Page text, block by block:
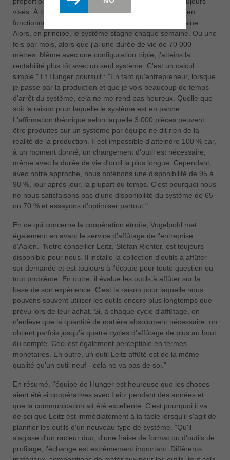
visés. À titre indicatif : Nous avons 15 000 compteurs en
fonctionnement en 2 équipes après environ une semaine.
Alors, en principe, le système stagne chaque semaine. Ou une
fois par mois, alors que j'ai une durée de vie de 70 000
mètres. Même avec une configuration triple, j'atteins la
rentabilité plus tôt avec un seul système. C'est un calcul
simple." Et Hunger poursuit : "En tant qu'entrepreneur, lorsque
je passe par la production et que je vois beaucoup de temps
d'arrêt du système, cela ne me rend pas heureux. Quelle que
soit la raison pour laquelle le système est en panne.
L'affirmation théorique selon laquelle 3 000 pièces peuvent
être produites sur un système par équipe ne dit rien de la
réalité de la production. Il est impossible d'atteindre 100 % car,
à un moment donné, un changement d'outil est nécessaire,
même avec la durée de vie d'outil la plus longue. Cependant,
avec notre approche, nous obtenons une disponibilité de 95 à
98 %, jour après jour, la plupart du temps. C'est pourquoi nous
ne nous satisfaisons pas d'une disponibilité du système de 65
ou 70 % et essayons d'optimiser partout."
En ce qui concerne la coopération étroite, Vogelpohl met
également en avant le service d'affûtage de l'entreprise
d'Aalen. "Notre conseiller Leitz, Stefan Richter, est toujours
disponible pour nous. Il installe la collection d'outils à affûter
sur demande et est toujours à l'écoute pour toute question ou
tout problème. En outre, il évalue les outils à affûter sur la
base de son expérience. C'est la raison pour laquelle nous
pouvons souvent utiliser les outils encore plus longtemps que
prévu lors de leur achat. Si, à chaque cycle d'affûtage, on
n'enlève que la quantité de matière absolument nécessaire, on
obtient parfois jusqu'à quatre cycles d'affûtage de plus au bout
du compte. Ceci est également perceptible en termes
monétaires. En outre, un outil Leitz affûté est de la même
qualité qu'un outil neuf - cela ne va pas de soi."
En résumé, l'équipe de Hunger est heureuse que les choses
aient été si coopératives avec Leitz pendant des années et
que la communication ait été excellente. C'est pourquoi il va
de soi que Leitz est immédiatement à la table lorsqu'il s'agit de
planifier les outils d'un nouveau type de système. "Qu'il
s'agisse d'un racleur duo, d'une fraise de format ou d'outils de
profilage, l'échange est extrêmement important. Différents